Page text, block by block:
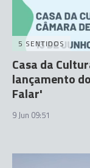
5 SENTIDOS
Casa da
lançamento
Falar'
9 Jun 09:51